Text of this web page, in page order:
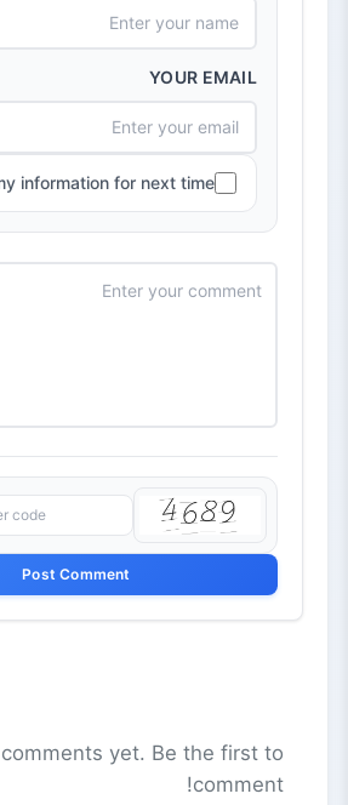
YOUR EMAIL
information for next time
Post Comment
yet. Be the first to
comment!